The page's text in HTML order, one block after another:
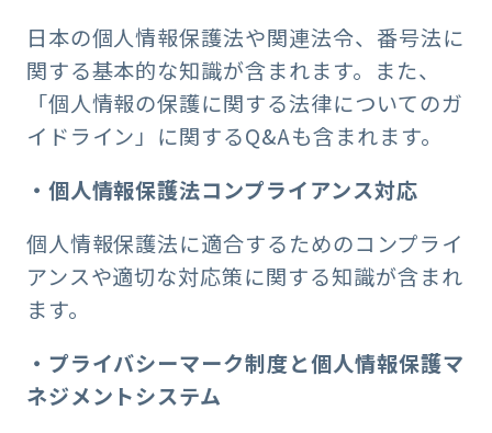
日本の個人情報保護法や関連法令、番号法に
関する基本的な知識が含まれます。また、
「個人情報の保護に関する法律についてのガ
イドライン」に関するQ&Aも含まれます。
・個人情報保護法コンプライアンス対応
個人情報保護法に適合するためのコンプライ
アンスや適切な対応策に関する知識が含まれ
ます。
・プライバシーマーク制度と個人情報保護マ
ネジメントシステム